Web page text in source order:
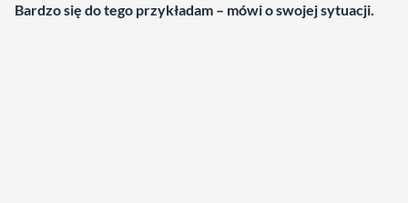
Bardzo się do tego przykładam – mówi o swojej sytuacji.